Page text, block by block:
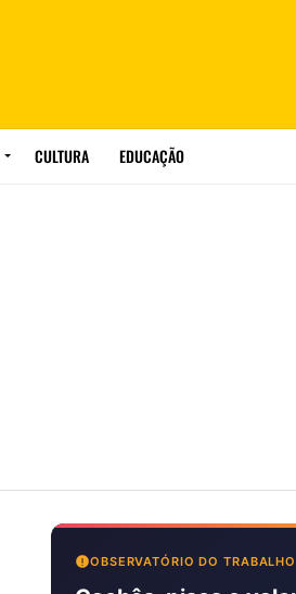
CULTURA EDUCAÇÃO
OBSERVATÓRIO DO TRABALHO